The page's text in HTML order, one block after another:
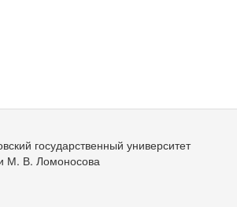
государственный университет
М. В. Ломоносова